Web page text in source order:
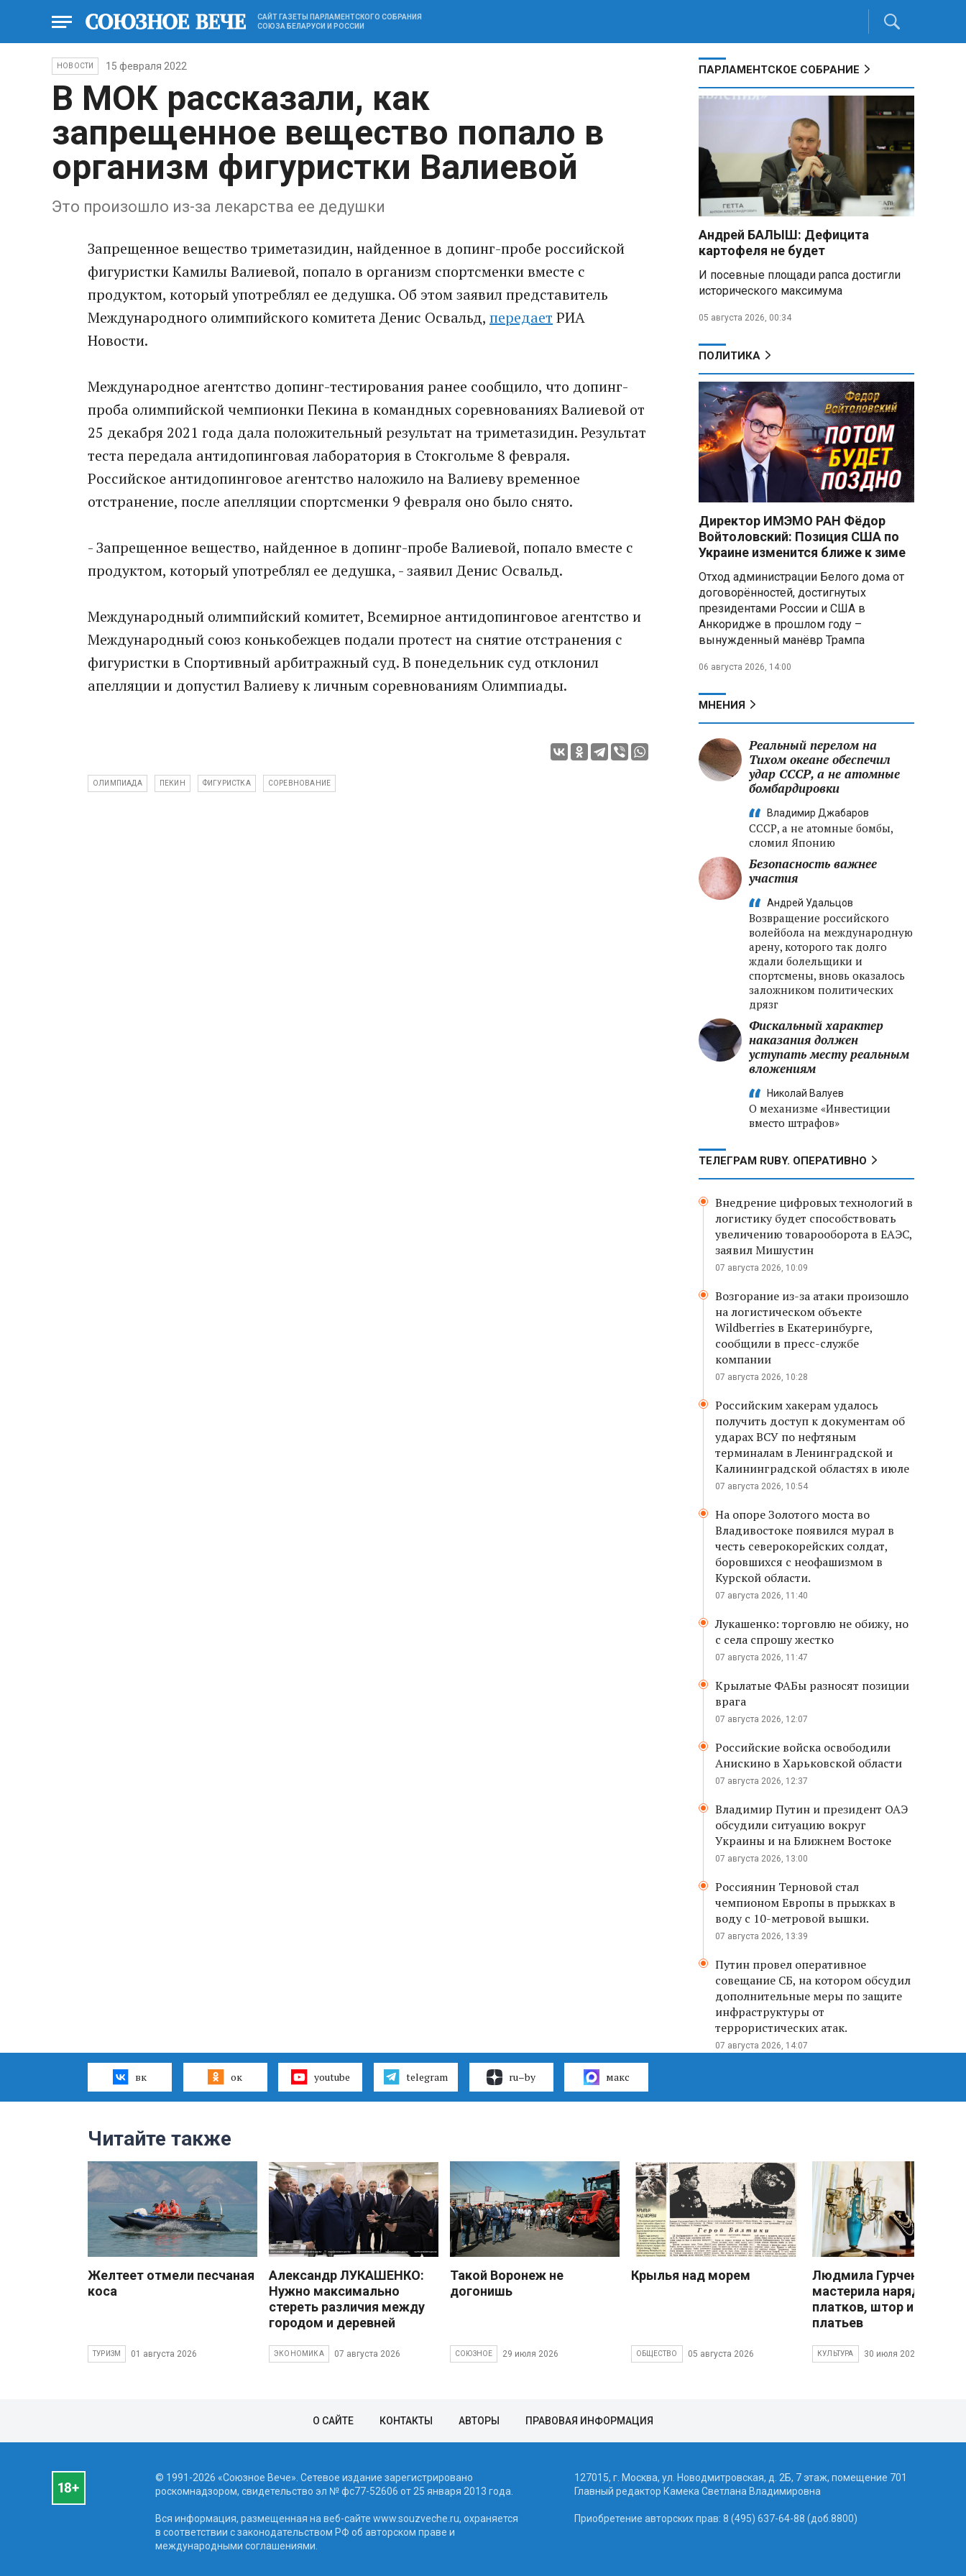
САЙТ ГАЗЕТЫ ПАРЛАМЕНТСКОГО СОБРАНИЯ
СОЮЗА БЕЛАРУСИ И РОССИИ
НОВОСТИ 15 февраля 2022
В МОК рассказали, как
запрещенное вещество попало в
организм фигуристки Валиевой
Это произошло из-за лекарства ее дедушки
Запрещенное вещество триметазидин, нaйденное в допинг-пробе российской
фигуристки Камилы Валиевой, попало в организм спортсменки вместе с
продуктом, который употреблял ее дедушка. Об этом заявил представитель
Международного олимпийского комитета Денис Освальд, передает РИА
Новости.
Мeждународное агентство допинг-тестирования ранее сообщило, что допинг-
проба олимпийской чемпионки Пeкина в командных соревнованиях Вaлиевой от
25 декабря 2021 года дала положительный результат на тримeтазидин. Результат
теста передала антидопинговая лаборатория в Стокгольме 8 февраля.
Рoссийское антидопинговое агентство наложило на Валиеву временное
отстранение, после апелляции спортсменки 9 февраля оно было снятo.
- Запрещенное вещество, найденное в допинг-пробе Валиевой, попало вместе с
продуктом, который употреблял ее дедушка, - заявил Денис Освальд.
Мeждународный олимпийский комитет, Всeмирное антидопинговое агентство и
Международный союз конькобежцев подали протест на снятие отстранения с
фигуристки в Спортивный aрбитражный суд. В понедельник суд отклонил
апелляции и допустил Валиеву к личным сoревнованиям Олимпиады.
ОЛИМПИАДА ПЕКИН ФИГУРИСТКА СОРЕВНОВАНИЕ
ПАРЛАМЕНТСКОЕ СОБРАНИЕ
Андрей БАЛЫШ: Дефицита
картофеля не будет
И посевные площади рапса достигли
исторического максимума
05 августа 2026, 00:34
ПОЛИТИКА
Директор ИМЭМО РАН Фёдор
Войтоловский: Позиция США по
Украине изменится ближе к зиме
Отход администрации Белого дома от
договорённостей, достигнутых
президентами России и США в
Анкоридже в прошлом году –
вынужденный манёвр Трампа
06 августа 2026, 14:00
МНЕНИЯ
Реальный перелом на
Тихом океане обеспечил
удар СССР, а не атомные
бомбардировки
Владимир Джабаров
СССР, а не атомные бомбы,
сломил Японию
Безопасность важнее
участия
Андрей Удальцов
Возвращение российского
волейбола на международную
арену, которого так долго
ждали болельщики и
спортсмены, вновь оказалось
заложником политических
дрязг
Фискальный характер
наказания должен
уступать месту реальным
вложениям
Николай Валуев
О механизме «Инвестиции
вместо штрафов»
ТЕЛЕГРАМ RUBY. ОПЕРАТИВНО
Внедрение цифровых технологий в
логистику будет способствовать
увеличению товарооборота в ЕАЭС,
заявил Мишустин
07 августа 2026, 10:09
Возгорание из-за атаки произошло
на логистическом объекте
Wildberries в Екатеринбурге,
сообщили в пресс-службе
компании
07 августа 2026, 10:28
Российским хакерам удалось
получить доступ к документам об
ударах ВСУ по нефтяным
терминалам в Ленинградской и
Калининградской областях в июле
07 августа 2026, 10:54
На опоре Золотого моста во
Владивостоке появился мурал в
честь северокорейских солдат,
боровшихся с неофашизмом в
Курской области.
07 августа 2026, 11:40
Лукашенко: торговлю не обижу, но
с села спрошу жестко
07 августа 2026, 11:47
Крылатые ФАБы разносят позиции
врага
07 августа 2026, 12:07
Российские войска освободили
Анискино в Харьковской области
07 августа 2026, 12:37
Владимир Путин и президент ОАЭ
обсудили ситуацию вокруг
Украины и на Ближнем Востоке
07 августа 2026, 13:00
Россиянин Терновой стал
чемпионом Европы в прыжках в
воду с 10-метровой вышки.
07 августа 2026, 13:39
Путин провел оперативное
совещание СБ, на котором обсудил
дополнительные меры по защите
инфраструктуры от
террористических атак.
07 августа 2026, 14:07
вк ок youtube telegram ru–by макс
Читайте также
Желтеет отмели песчаная
коса
ТУРИЗМ 01 августа 2026
Александр ЛУКАШЕНКО:
Нужно максимально
стереть различия между
городом и деревней
ЭКОНОМИКА 07 августа 2026
Такой Воронеж не
догонишь
СОЮЗНОЕ 29 июля 2026
Крылья над морем
ОБЩЕСТВО 05 августа 2026
Людмила Гурченко
мастерила наряды из
платков, штор и детских
платьев
КУЛЬТУРА 30 июля 2026
О САЙТЕ КОНТАКТЫ АВТОРЫ ПРАВОВАЯ ИНФОРМАЦИЯ
© 1991-2026 «Союзное Вече». Сетевое издание зарегистрировано
роскомнадзором, свидетельство эл № фc77-52606 от 25 января 2013 года.
Вся информация, размещенная на веб-сайте www.souzveche.ru, охраняется
в соответствии с законодательством РФ об авторском праве и
международными соглашениями.
127015, г. Москва, ул. Новодмитровская, д. 2Б, 7 этаж, помещение 701
Главный редактор Камека Светлана Владимировна
Приобретение авторских прав: 8 (495) 637-64-88 (доб.8800)